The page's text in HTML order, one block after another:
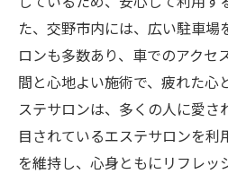
た、交野市内には、広い駐車
ロンも多数あり、車でのアクセ
間と心地よい施術で、疲れた心
ステサロンは、多くの人に愛さ
目されているエステサロンを利
を維持し、心身ともにリフレッ